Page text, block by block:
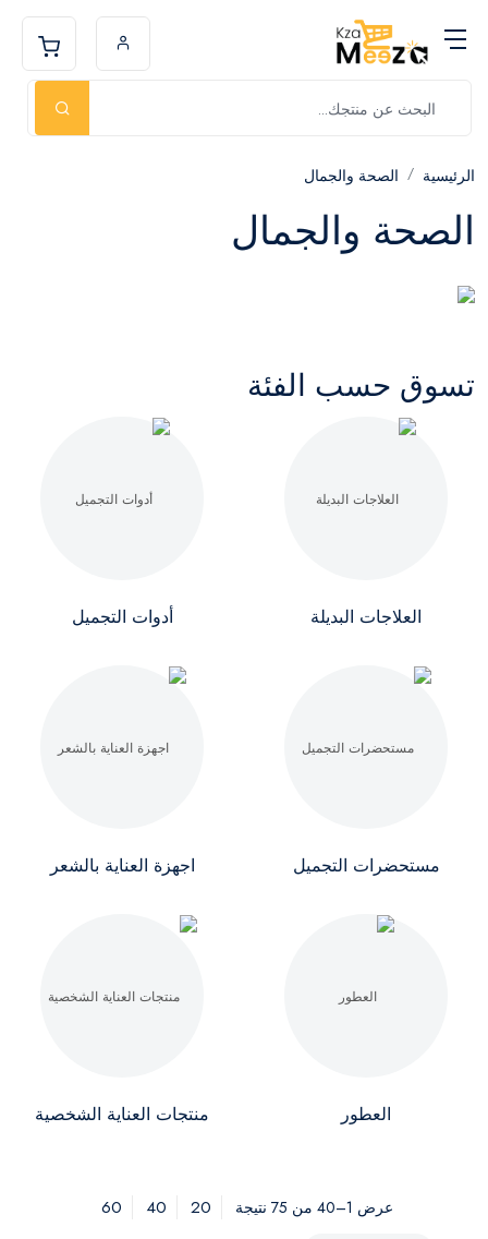
الرئيسية الصحة والجمال
الصحة والجمال
تسوق حسب الفئة
العلاجات البديلة أدوات التجميل
مستحضرات التجميل اجهزة العناية بالشعر
العطور منتجات العناية الشخصية
عرض 1–40 من 75 نتيجة 20
40
60